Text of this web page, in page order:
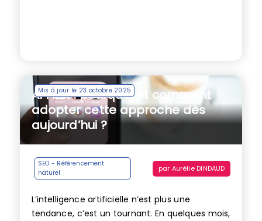
Mis à jour le 23 octobre 2025
AI First : pourquoi et comment
adopter cette approche dès
aujourd’hui ?
SEO - Référencement
naturel
par Aurélie DINDAUD
L’intelligence artificielle n’est plus une
tendance, c’est un tournant. En quelques mois,